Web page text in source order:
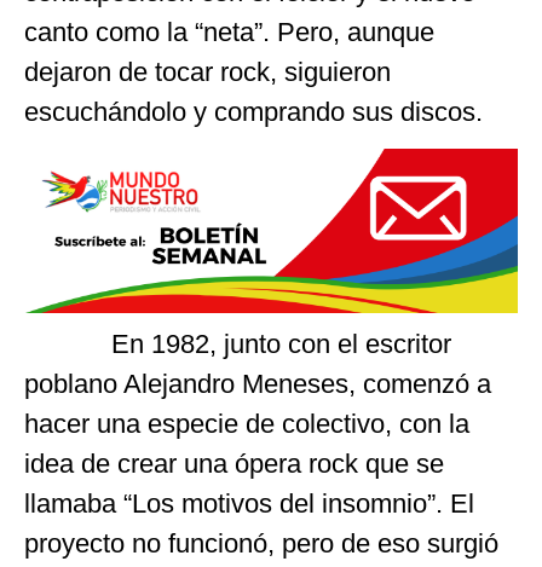
canto como la “neta”. Pero, aunque
dejaron de tocar rock, siguieron
escuchándolo y comprando sus discos.
En 1982, junto con el escritor
poblano Alejandro Meneses, comenzó a
hacer una especie de colectivo, con la
idea de crear una ópera rock que se
llamaba “Los motivos del insomnio”. El
proyecto no funcionó, pero de eso surgió